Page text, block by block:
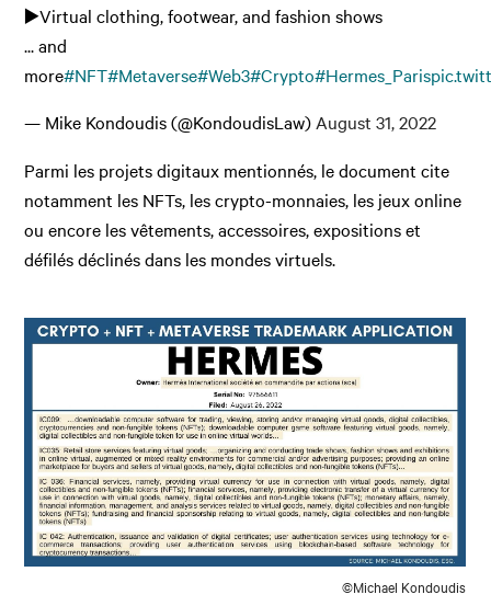
▶️Virtual clothing, footwear, and fashion shows
... and
more#NFT#Metaverse#Web3#Crypto#Hermes_Paris
— Mike Kondoudis (@KondoudisLaw) August 31, 2022
Parmi les projets digitaux mentionnés, le document cite
notamment les NFTs, les crypto-monnaies, les jeux online
ou encore les vêtements, accessoires, expositions et
défilés déclinés dans les mondes virtuels.
©Michael Kondoudis